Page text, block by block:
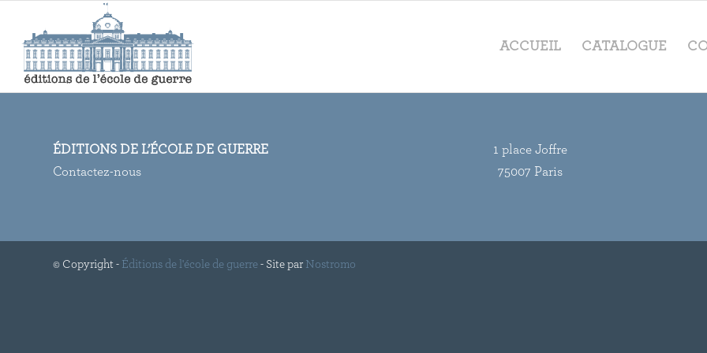
ACCUEIL CATALOGUE
ÉDITIONS DE L’ÉCOLE DE GUERRE
Contactez-nous
1 place Joffre
75007 Paris
© Copyright - Éditions de l'école de guerre - Site par Nostromo